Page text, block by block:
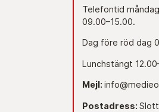
Telefontid
09.00–15.00.
Dag före röd dag
Lunchstängt
Mejl:
Postadress: